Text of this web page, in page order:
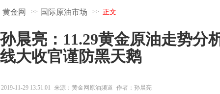
黄金网 >> 国际原油市场 >> 正文
孙晨亮：11.29黄金原油走势分
线大收官谨防黑天鹅
2019-11-29 13:51:01 来源：黄金网原油频道 作者：孙晨亮